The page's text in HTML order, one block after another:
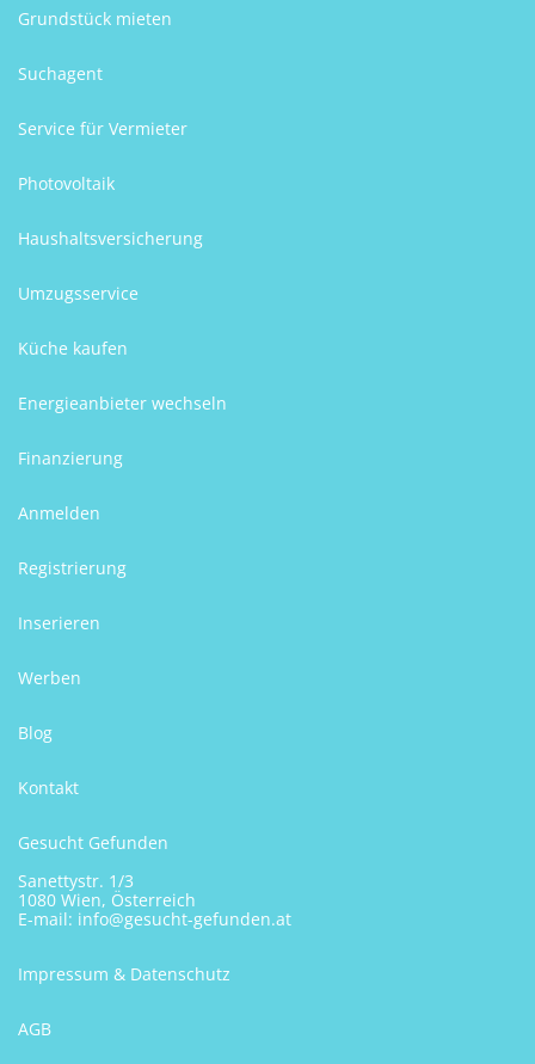
Grundstück mieten
Suchagent
Service für Vermieter
Photovoltaik
Haushaltsversicherung
Umzugsservice
Küche kaufen
Energieanbieter wechseln
Finanzierung
Anmelden
Registrierung
Inserieren
Werben
Blog
Kontakt
Gesucht Gefunden
Sanettystr. 1/3
1080 Wien, Österreich
E-mail: info@gesucht-gefunden.at
Impressum & Datenschutz
AGB